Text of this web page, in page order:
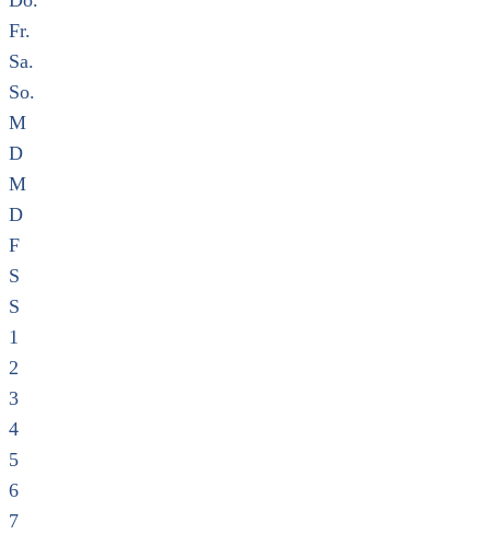
Fr.
Sa.
So.
M
D
M
D
F
S
S
1
2
3
4
5
6
7